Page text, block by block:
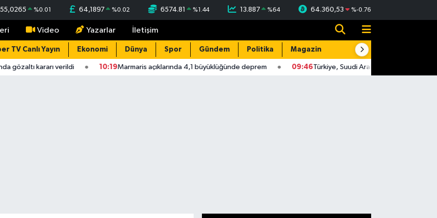
55,0265 %0.01 64,1897 %0.02 6574.81 %1.44 13.887 %64 64.360,53 %-0.76
Video Yazarlar İletişim
TV Canlı Yayın Ekonomi Dünya Spor Gündem Politika Magazin Resmi İlanlar
gözaltı kararı verildi 10:19Marmaris açıklarında 4,1 büyüklüğünde deprem 09:46Türkiye, Suudi Arabistan ve Pakistan, üçlü